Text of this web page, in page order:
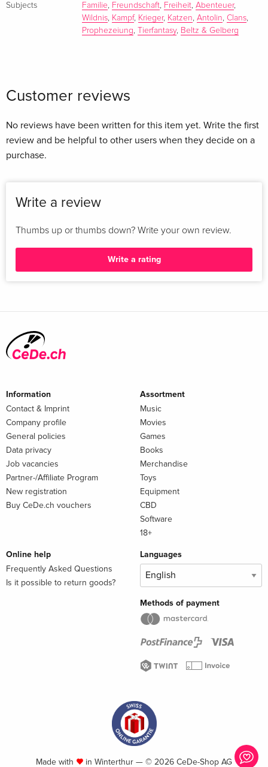
Der SchattenClan-Anführer Tigerstern besetzt den
geschwächten FlussClan und überwacht jede Bewegung der
unter den Katzen ist zum Zerreißen gespannt.
Subjects
Familie Freundschaft Freiheit Abenteuer,
Wildnis
Kampf, Krieger, Katzen Antolin Clans
Prophezeiung Tierfantasy, Beltz & Gelberg
Customer reviews
No reviews have been written for this item yet. Write the first
review and be helpful to other users when they decide on a
purchase.
Write a review
Thumbs up or thumbs down? Write your own review.
Write a rating
Information
Contact & Imprint
Company profile
General policies
Data privacy
Job vacancies
Partner-/Affiliate Program
New registration
Buy CeDe.ch vouchers
Assortment
Music
Movies
Games
Books
Merchandise
Toys
Equipment
CBD
Software
18+
Online help
Frequently Asked Questions
Is it possible to return goods?
Languages
Methods of payment
Made with in Winterthur — © 2026 CeDe-Shop AG